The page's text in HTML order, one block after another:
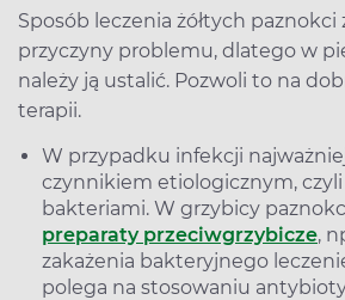
Sposób leczenia żółtych paznokci
przyczyny problemu, dlatego w
należy ją ustalić. Pozwoli to na
terapii.
W przypadku infekcji
czynnikiem etiologicznym,
bakteriami. W grzybicy
preparaty przeciwgrzybicze,
zakażenia bakteryjnego
polega na stosowaniu